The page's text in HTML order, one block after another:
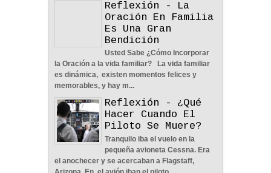
Una Familia Unida Es
Importante - Reflexión
12 May 2026 0
Una Pareja Que Ora Unida.
Reflexión - La
Oración En Familia
Es Una Gran
Bendición
Usted Sabe ¿Cómo Incorporar
la Oración a la vida familiar? La vida familiar
es dinámica, existen momentos felices y
memorables, y hay m...
Reflexión - ¿Qué
Hacer Cuando El
Piloto Se Muere?
Tranquilo iba el vuelo en la
pequeña avioneta Cessna. Era
el anochecer y se acercaban a Flagstaff,